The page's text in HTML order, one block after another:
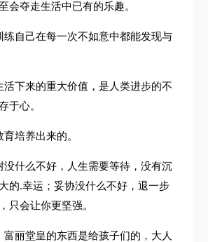
会夺走生活中已有的乐趣。
自己在每一次不如意中都能发现与
下来的重大价值，是人类进步的不
于心。
培养出来的。
什么不好，人生需要等待，没有沉
的.幸运；妥协没什么不好，退一步
只会让你更坚强。
丽堂皇的东西是给孩子们的，大人